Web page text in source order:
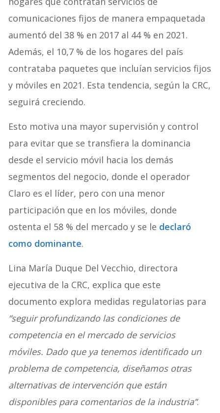
comunicaciones fijos de manera empaquetada
aumentó del 38 % en 2017 al 44 % en 2021.
Además, el 10,7 % de los hogares del país
contrataba paquetes que incluían servicios fijos
y móviles en 2021. Esta tendencia, según la CRC,
seguirá creciendo.
Esto motiva una mayor supervisión y control
para evitar que se transfiera la dominancia
desde el servicio móvil hacia los demás
segmentos del negocio, donde el operador
Claro es el líder, pero con una menor
participación que en los móviles, donde
ostenta el 58 % del mercado y se le declaró
como dominante.
Lina María Duque Del Vecchio, directora
ejecutiva de la CRC, explica que este
documento explora medidas regulatorias para
“seguir profundizando las condiciones de
competencia en el mercado de servicios
móviles. Dado que ya tenemos identificado un
problema de competencia, diseñamos otras
alternativas de intervención que están
disponibles para comentarios de la industria”.